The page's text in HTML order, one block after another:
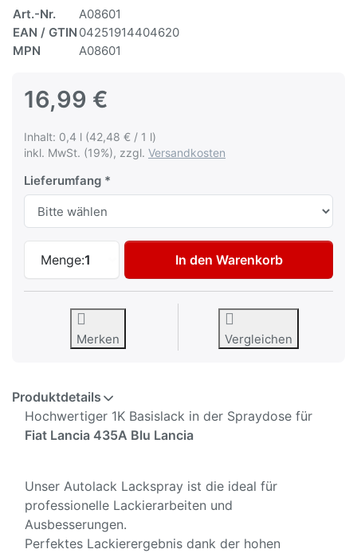
Art.-Nr.
A08601
EAN / GTIN 04251914404620
MPN
A08601
16,99 €
Inhalt: 0,4 l (42,48 € / 1 l)
inkl. MwSt. (19%), zzgl. Versandkosten
Lieferumfang
Menge:1
Autolack Spraydose für Fiat Lancia
In den Warenkorb
Merken Vergleichen
Produktdetails
Hochwertiger 1K Basislack in der Spraydose für
Fiat Lancia 435A Blu Lancia
Unser Autolack Lackspray ist die ideal für
professionelle Lackierarbeiten und
Ausbesserungen.
Perfektes Lackierergebnis dank der hohen